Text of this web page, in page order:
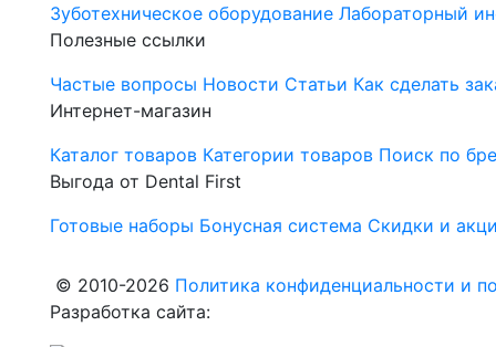
Зуботехническое оборудование Лабораторный
Полезные ссылки
Частые вопросы Новости Статьи Как сделать
Интернет-магазин
Каталог товаров Категории товаров Поиск по
Выгода от Dental First
Готовые наборы Бонусная система Скидки и
© 2010-2026 Политика конфиденциальности и
Разработка сайта: